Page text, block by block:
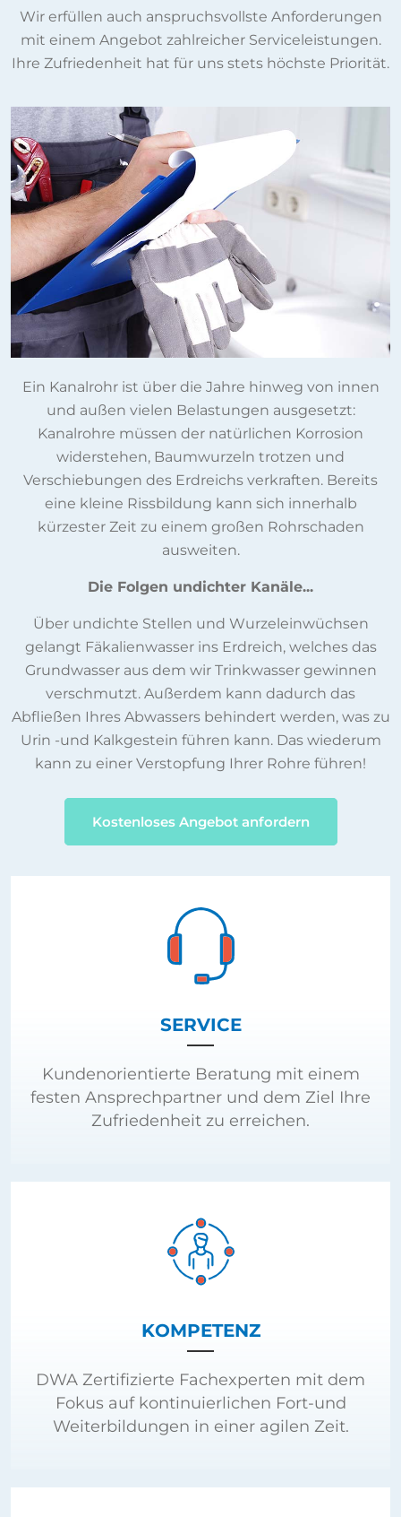
mit einem Angebot zahlreicher Serviceleistungen.
Ihre Zufriedenheit hat für uns stets höchste Priorität.
und außen vielen Belastungen ausgesetzt:
Kanalrohre müssen der natürlichen Korrosion
widerstehen, Baumwurzeln trotzen und
Verschiebungen des Erdreichs verkraften. Bereits
eine kleine Rissbildung kann sich innerhalb
kürzester Zeit zu einem großen Rohrschaden
ausweiten.
Über undichte Stellen und Wurzeleinwüchsen
gelangt Fäkalienwasser ins Erdreich, welches das
Grundwasser aus dem wir Trinkwasser gewinnen
verschmutzt. Außerdem kann dadurch das
Abfließen Ihres Abwassers behindert werden, was zu
Urin -und Kalkgestein führen kann. Das wiederum
kann zu einer Verstopfung Ihrer Rohre führen!
Kostenloses Angebot anfordern
Kundenorientierte Beratung mit einem
festen Ansprechpartner und dem Ziel Ihre
Zufriedenheit zu erreichen.
DWA Zertifizierte Fachexperten mit dem
Fokus auf kontinuierlichen Fort-und
Weiterbildungen in einer agilen Zeit.